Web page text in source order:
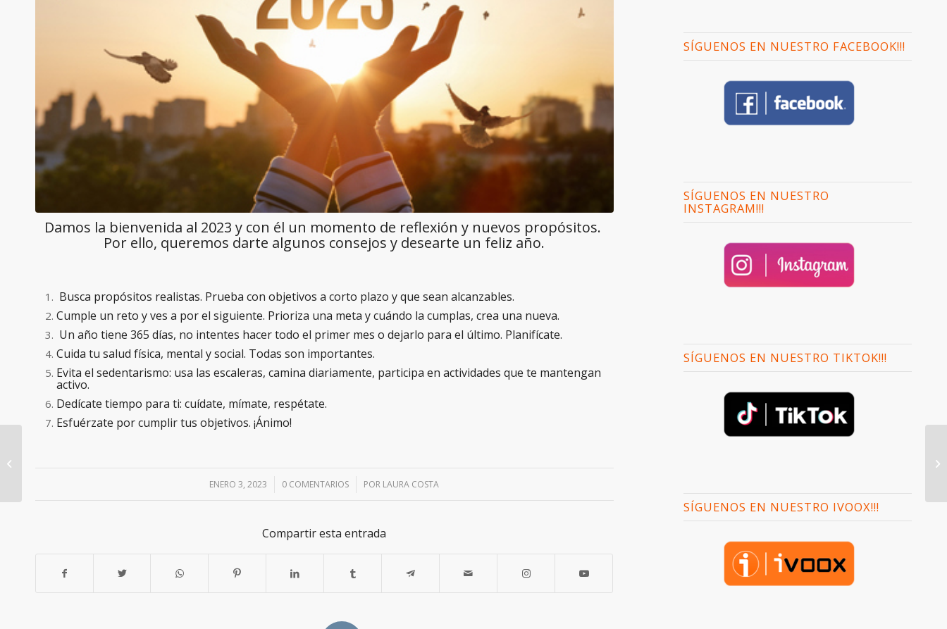
Damos la bienvenida al 2023 y con él un momento de reflexión y nuevos propósitos.
Por ello, queremos darte algunos consejos y desearte un feliz año.
Busca propósitos realistas. Prueba con objetivos a corto plazo y que sean alcanzables.
Cumple un reto y ves a por el siguiente. Prioriza una meta y cuándo la cumplas, crea una nueva.
Un año tiene 365 días, no intentes hacer todo el primer mes o dejarlo para el último. Planifícate.
Cuida tu salud física, mental y social. Todas son importantes.
Evita el sedentarismo: usa las escaleras, camina diariamente, participa en actividades que te mantengan
activo.
Dedícate tiempo para ti: cuídate, mímate, respétate.
Esfuérzate por cumplir tus objetivos. ¡Ánimo!
ENERO 3, 2023
/ 0 COMENTARIOS
/ POR LAURA COSTA
Compartir esta entrada
SÍGUENOS EN NUESTRO FACEBOOK!!!
SÍGUENOS EN NUESTRO
INSTAGRAM!!!
SÍGUENOS EN NUESTRO TIKTOK!!!
SÍGUENOS EN NUESTRO IVOOX!!!